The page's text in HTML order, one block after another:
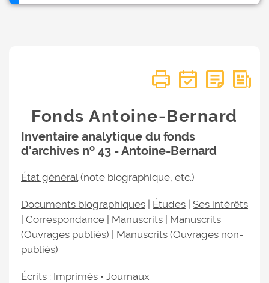
Fonds Antoine-Bernard
Inventaire analytique du fonds
d'archives no 43 - Antoine-Bernard
État général(note biographique, etc.)
Documents biographiques Études Ses intérêts
Correspondance Manuscrits
Manuscrits
(Ouvrages publiés)
Manuscrits (Ouvrages non-
publiés)
Écrits : Imprimés • Journaux